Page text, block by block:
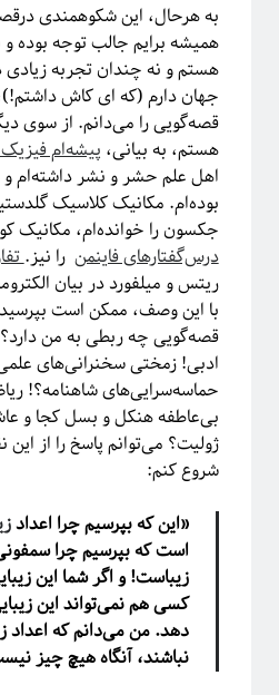
جزر و مد چه جوری کار می‌کنه؟!
حکایت «سیستم‌های پیچیده» چیست؟!
سیستم‌های پیچیده: «ماهیت و ویژگی‌»
یادگیری «سیستم‌های پیچیده» رو از کجا و
پیشنهادهایی برای دانشجویان تحصیلات
آموزش آنلاین چه چیزی برای ما دارد؟!
مقدمه‌ای بر هندسه فرکتالی
ریچارد فاینمن؛ چهره‌ترین چهره!
معرفی کتاب و دوره برای دانشجویان سال اول
فیزیک خوش‌مزه یا آشپزی ملوکولی
در رویارویی با علم و مسئله ترویج آن
آیا باید دکتری بخونم؟!
تجربه شخصی در کارهای مربوط به تحلیل داده
کنکوری‌ها حواستان باشد جوگیر نشوید؛ در
روایتگری در علم
به هرحال، این شکوهمندی
همیشه برایم جالب توجه بوده و
هستم و نه چندان تجربه زیادی
جهان دارم (که ای کاش
قصه‌گویی را می‌دانم. از سوی
هستم، به بیانی، پیشه‌ام
اهل علم حشر و نشر داشته‌ام
بوده‌ام. مکانیک کلاسیک
جکسون را خوانده‌ام، مکانیک
درس‌گفتارهای فاینمن را نیز.
ریتس و میلفورد در بیان
با این وصف، ممکن است
قصه‌گویی چه ربطی به من دارد؟
ادبی! زمختی سخنرانی‌های
حماسه‌سرایی‌های شاهنامه؟!
بی‌عاطفه هنکل و بسل کجا و
ژولیت؟ می‌توانم پاسخ را از
شروع کنم:
«این که بپرسیم چرا اعداد
است که بپرسیم چرا
زیباست! و اگر شما این
کسی هم نمی‌تواند این
دهد. من می‌دانم که اعداد
نباشند، آنگاه هیچ چیز